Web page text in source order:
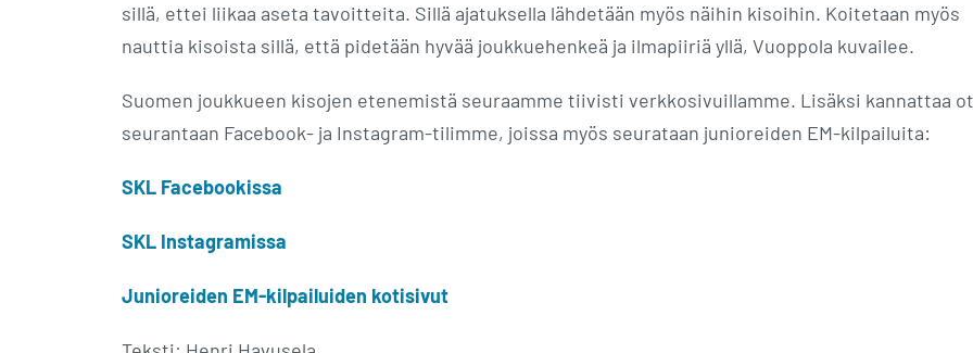
sillä, ettei liikaa aseta tavoitteita. Sillä ajatuksella lähdetään myös näihin kisoihin. Koitetaan myös
nauttia kisoista sillä, että pidetään hyvää joukkuehenkeä ja ilmapiiriä yllä, Vuoppola kuvailee.
Suomen joukkueen kisojen etenemistä seuraamme tiivisti verkkosivuillamme. Lisäksi kannattaa
seurantaan Facebook- ja Instagram-tilimme, joissa myös seurataan junioreiden EM-kilpailuita:
SKL Facebookissa
SKL Instagramissa
Junioreiden EM-kilpailuiden kotisivut